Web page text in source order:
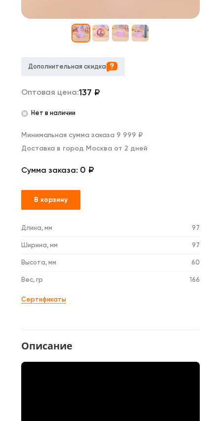
Дополнительная скидка
Оптовая цена:137 ₽
Нет в наличии
Минимальная сумма заказа 9 999 ₽
Доставка в город Москва от 2 дней
Сумма заказа: 0 ₽
В корзину
Длина, мм 97
Ширина, мм 97
Высота, мм 60
Вес, гр 166
Сертификаты
Описание